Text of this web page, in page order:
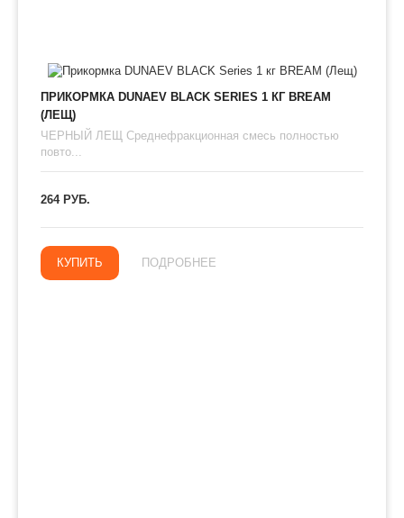
ПРИКОРМКА DUNAEV BLACK SERIES 1 КГ BREAM
(ЛЕЩ)
ЧЕРНЫЙ ЛЕЩ Среднефракционная смесь полностью
повто...
264 РУБ.
КУПИТЬ ПОДРОБНЕЕ